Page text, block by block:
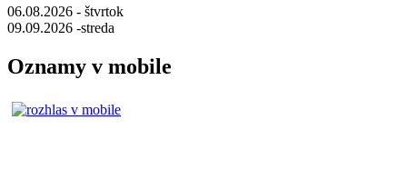
06.08.2026 - štvrtok
09.09.2026 -streda
Oznamy v mobile